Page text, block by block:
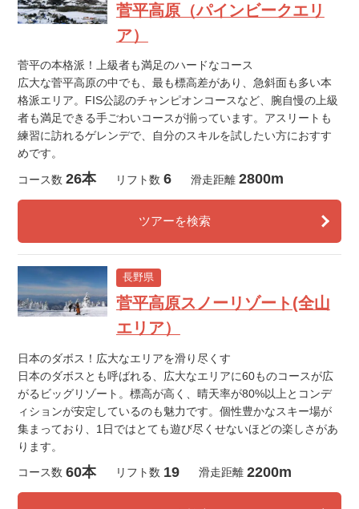
菅平高原（パインビークエリ
ア）
菅平の本格派！上級者も満足のハードなコース
広大な菅平高原の中でも、最も標高差があり、急斜面も多い本
格派エリア。FIS公認のチャンピオンコースなど、腕自慢の上級
者も満足できる手ごわいコースが揃っています。アスリートも
練習に訪れるゲレンデで、自分のスキルを試したい方におすす
めです。
コース数 26本 リフト数 6 滑走距離 2800m
ツアーを検索
長野県
菅平高原スノーリゾート(全山
エリア）
日本のダボス！広大なエリアを滑り尽くす
日本のダボスとも呼ばれる、広大なエリアに60ものコースが広
がるビッグリゾート。標高が高く、晴天率が80%以上とコンデ
ィションが安定しているのも魅力です。個性豊かなスキー場が
集まっており、1日ではとても遊び尽くせないほどの楽しさがあ
ります。
コース数 60本 リフト数 19 滑走距離 2200m